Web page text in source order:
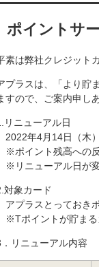
ポイントサ
素は弊社クレジット
プラスは、「より貯
すので、ご案内申し
リニューアル日
年4月14日（木）
イント残高への反
ニューアル日が変
対象カード
プラスとっておき
ポイントが貯まる
リニューアル内容
レカ防ごう不正利用
フィッシング詐欺の